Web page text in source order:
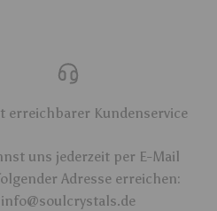
erreichbarer Kundenservice
uns jederzeit per E-Mail
Adresse erreichen:
info@soulcrystals.de